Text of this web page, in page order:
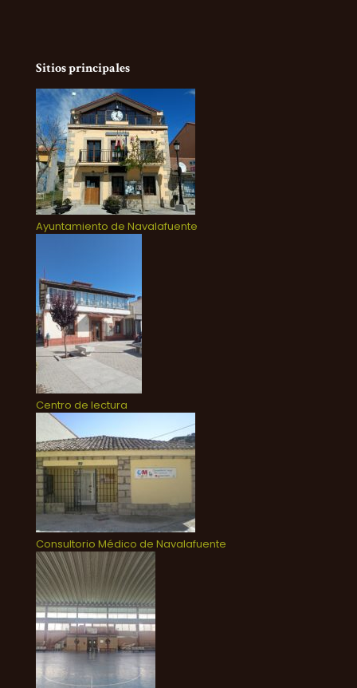
Sitios principales
Ayuntamiento de Navalafuente
Centro de lectura
Consultorio Médico de Navalafuente